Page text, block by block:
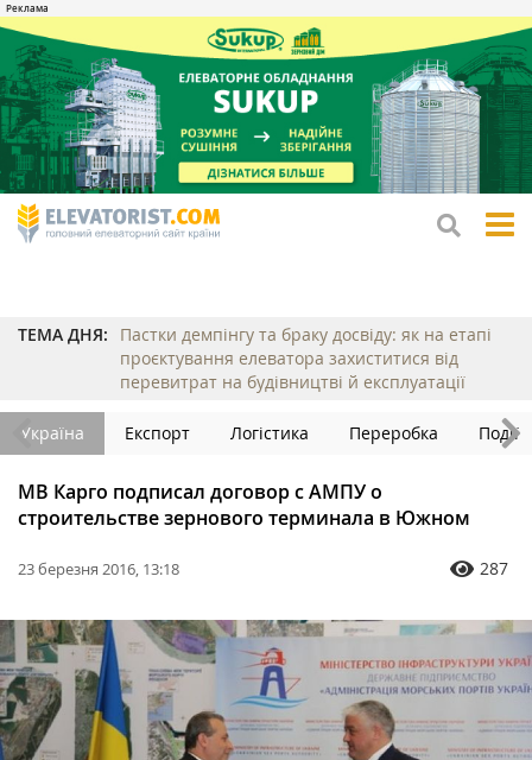
ТЕМА ДНЯ:
Пастки демпінгу та браку досвіду: як на етапі
проєктування елеватора захиститися від
перевитрат на будівництві й експлуатації
Україна Експорт Логістика Переробка Події
МВ Карго подписал договор с АМПУ о
строительстве зернового терминала в Южном
23 березня 2016, 13:18 287